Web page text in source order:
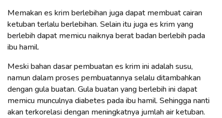
Memakan es krim berlebihan juga dapat membuat cairan
ketuban terlalu berlebihan. Selain itu juga es krim yang
berlebih dapat memicu naiknya berat badan berlebih pada
ibu hamil.
Meski bahan dasar pembuatan es krim ini adalah susu,
namun dalam proses pembuatannya selalu ditambahkan
dengan gula buatan. Gula buatan yang berlebih ini dapat
memicu munculnya diabetes pada ibu hamil. Sehingga nanti
akan terkorelasi dengan meningkatnya jumlah air ketuban.